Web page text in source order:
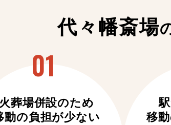
代々幡斎場
火葬場併設のため
動の負担が少ない
移